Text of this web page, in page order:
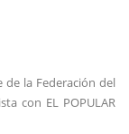
de la Federación del
con EL POPULAR